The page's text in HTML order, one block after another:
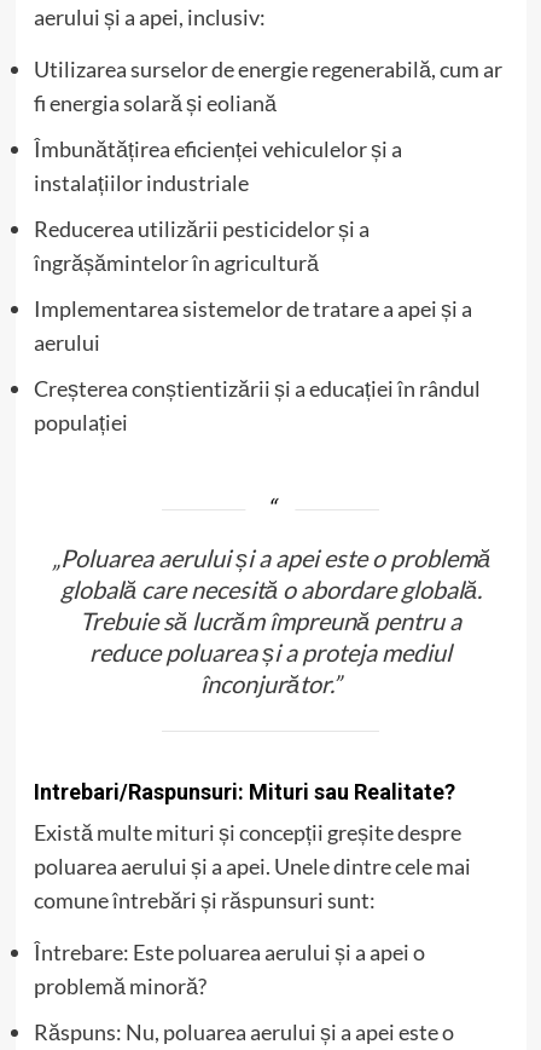
aerului și a apei, inclusiv:
Utilizarea surselor de energie regenerabilă, cum ar
fi energia solară și eoliană
Îmbunătățirea eficienței vehiculelor și a
instalațiilor industriale
Reducerea utilizării pesticidelor și a
îngrășămintelor în agricultură
Implementarea sistemelor de tratare a apei și a
aerului
Creșterea conștientizării și a educației în rândul
populației
„Poluarea aerului și a apei este o problemă
globală care necesită o abordare globală.
Trebuie să lucrăm împreună pentru a
reduce poluarea și a proteja mediul
înconjurător.”
Intrebari/Raspunsuri: Mituri sau Realitate?
Există multe mituri și concepții greșite despre
poluarea aerului și a apei. Unele dintre cele mai
comune întrebări și răspunsuri sunt:
Întrebare: Este poluarea aerului și a apei o
problemă minoră?
Răspuns: Nu, poluarea aerului și a apei este o